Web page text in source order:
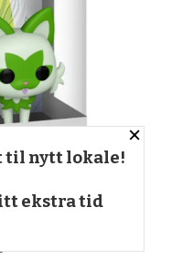
×
til nytt lokale!
ekstra tid